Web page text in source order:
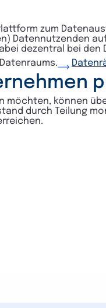
zum
Datennutzenden
dezentral bei
möchten, können
durch Teilung